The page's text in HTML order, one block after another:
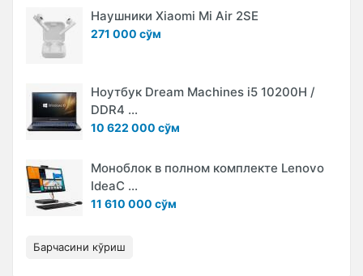
Наушники Xiaomi Mi Air 2SE
271 000 сўм
Ноутбук Dream Machines i5 10200H /
DDR4 ...
10 622 000 сўм
Моноблок в полном комплекте Lenovo
IdeaC ...
11 610 000 сўм
Барчасини кўриш